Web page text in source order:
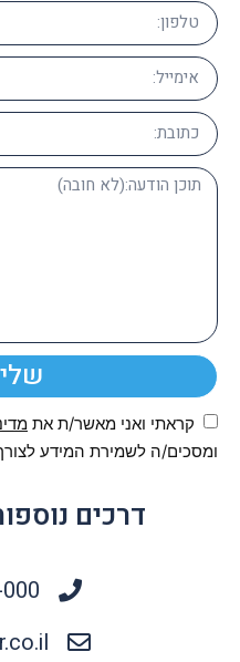
קראתי ואני מאשר/ת את
ומסכים/ה לשמירת המידע
דרכים